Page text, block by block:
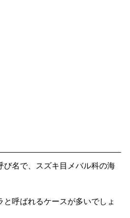
び名で、スズキ目メバル科の海
と呼ばれるケースが多いでしょ